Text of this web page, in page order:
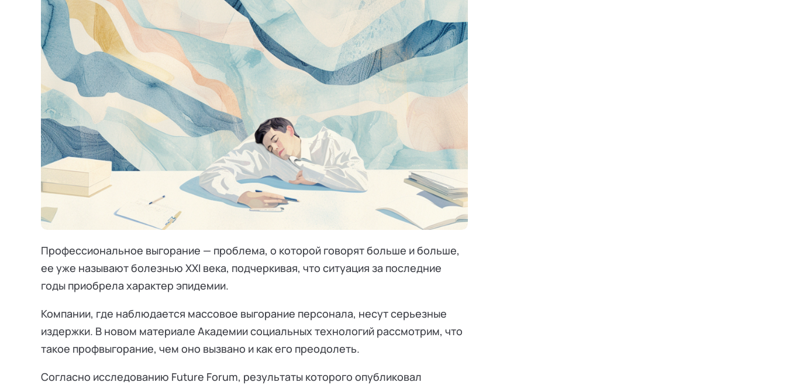
Профессиональное выгорание — проблема, о которой говорят больше и больше,
ее уже называют болезнью XXI века, подчеркивая, что ситуация за последние
годы приобрела характер эпидемии.
Компании, где наблюдается массовое выгорание персонала, несут серьезные
издержки. В новом материале Академии социальных технологий рассмотрим, что
такое профвыгорание, чем оно вызвано и как его преодолеть.
Согласно исследованию Future Forum, результаты которого опубликовал